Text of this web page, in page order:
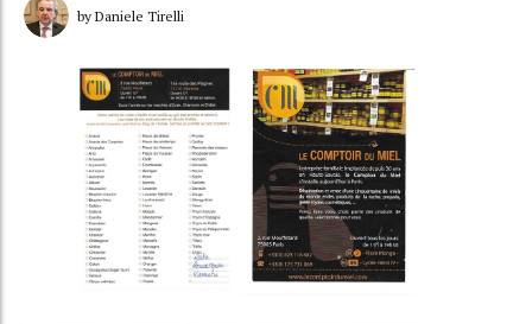
by Daniele Tirelli